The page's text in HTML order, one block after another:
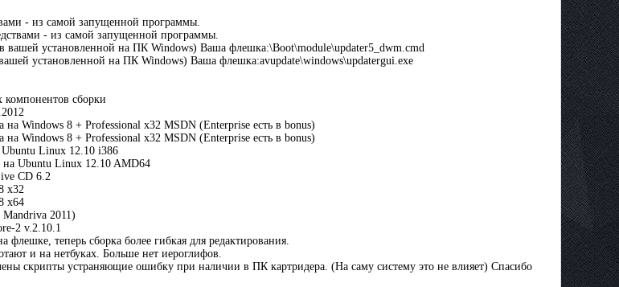
- из самой запущенной программы.
- из самой запущенной программы.
вашей установленной на ПК Windows) Ваша флешка:\Boot\module\updater5_dwm.cmd
установленной на ПК Windows) Ваша флешка:avupdate\windows\updatergui.exe
компонентов сборки
Windows 8 + Professional x32 MSDN (Enterprise есть в bonus)
Windows 8 + Professional x32 MSDN (Enterprise есть в bonus)
Linux 12.10 i386
Ubuntu Linux 12.10 AMD64
CD 6.2
x32
x64
2011)
2 v.2.10.1
теперь сборка более гибкая для редактирования.
и на нетбуках. Больше нет иероглифов.
скрипты устраняющие ошибку при наличии в ПК картридера. (На саму систему это не влияет) Спасибо